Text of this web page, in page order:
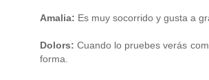
Amalia: Es muy socorrido y gusta a
Dolors: Cuando lo pruebes verás
forma.